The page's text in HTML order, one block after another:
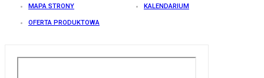
MAPA STRONY KALENDARIUM
OFERTA PRODUKTOWA